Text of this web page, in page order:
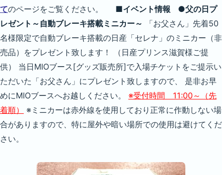
てのページをご覧ください。 ■イベント情報
●父の日プ
レゼント～自動ブレーキ搭載ミニカー～ 「お父さん」先着50
名様限定で自動ブレーキ搭載の日産「セレナ」のミニカー（非
売品）をプレゼント致します！ （日産プリンス滋賀様ご提
供） 当日MIOブース[グッズ販売所]で入場チケットをご提示い
ただいた「お父さん」にプレゼント致しますので、 是非お早
めにMIOブースへお越しください。 ※受付時間 11:00～（先
着順）
※ミニカーは赤外線を使用しており正常に作動しない場
合がありますので、特に屋外や暗い場所での使用は避けてくだ
さい。